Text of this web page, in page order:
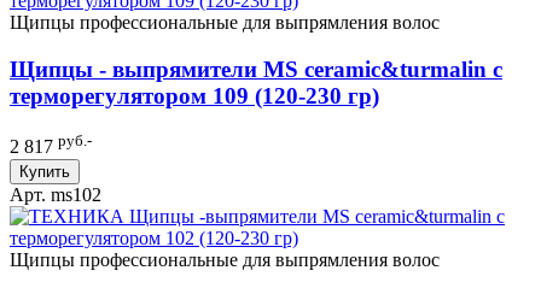
Щипцы профессиональные для выпрямления волос
Щипцы - выпрямители MS ceramic&turmalin c
терморегулятором 109 (120-230 гр)
2 817 руб.-
Купить
Арт. ms102
Щипцы профессиональные для выпрямления волос